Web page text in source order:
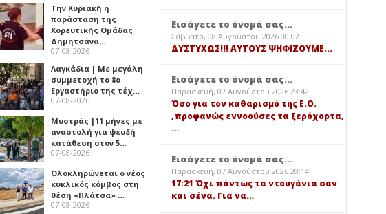
Την Κυριακή η
παράσταση της
Χορευτικής Ομάδας
Δημητσάνα…
07-08-2026
Λαγκάδια | Με μεγάλη
συμμετοχή το 8ο
Εργαστήριο της τέχ…
07-08-2026
Μυστράς |11 μήνες με
αναστολή για ψευδή
κατάθεση στον 5…
07-08-2026
Ολοκληρώνεται ο νέος
κυκλικός κόμβος στη
θέση «Πλάτσα» …
07-08-2026
Εισάγετε το όνομά σας...
Σάββατο, 08 Αυγούστου 2026 00:02
ΔΥΣΤΥΧΩΣ!!! ΑΥΤΟΥΣ ΨΗΦΙΖΟΥΜΕ...
Εισάγετε το όνομά σας...
Παρασκευή, 07 Αυγούστου 2026 23:42
Όσο για τον καθαρισμό της Ε.Ο.
,προφανώς εννοούσες τα ξερόχορτα,
…
Εισάγετε το όνομά σας...
Παρασκευή, 07 Αυγούστου 2026 20:14
17:21 Όχι πάντως τα ντουγάνια σαν
και σένα. Για να…